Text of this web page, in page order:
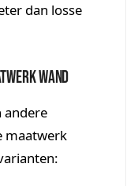
dan losse
wand
andere
maatwerk